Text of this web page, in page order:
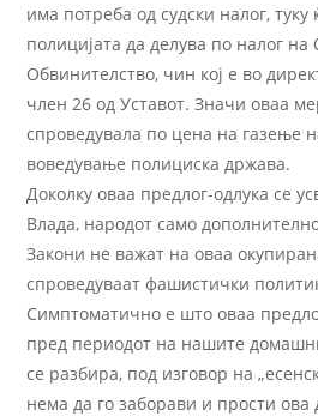
има потреба од судски налог,
полицијата да делува по налог на
Обвинителство, чин кој е во
член 26 од Уставот. Значи оваа
спроведувала по цена на газење
воведување полициска држава.
Доколку оваа предлог-одлука се
Влада, народот само
Закони не важат на оваа
спроведуваат фашистички
Симптоматично е што оваа
пред периодот на нашите
се разбира, под изговор на
нема да го заборави и прости